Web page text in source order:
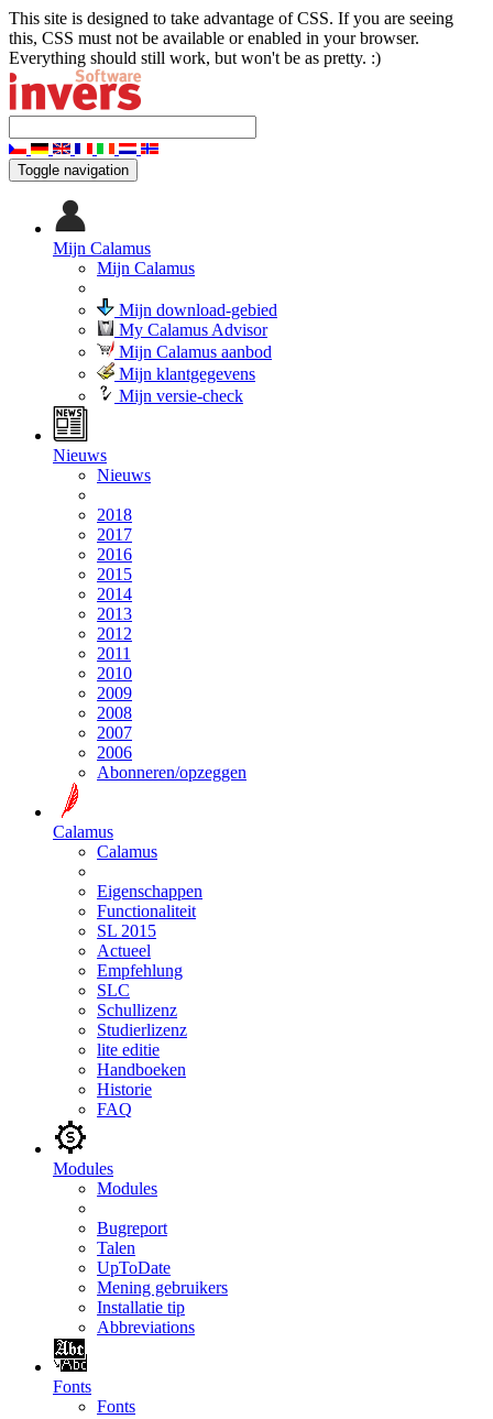
This site is designed to take advantage of CSS. If you are seeing
this, CSS must not be available or enabled in your browser.
Everything should still work, but won't be as pretty. :)
Toggle navigation
Mijn Calamus
Mijn Calamus
Mijn download-gebied
My Calamus Advisor
Mijn Calamus aanbod
Mijn klantgegevens
Mijn versie-check
Nieuws
Nieuws
2018
2017
2016
2015
2014
2013
2012
2011
2010
2009
2008
2007
2006
Abonneren/opzeggen
Calamus
Calamus
Eigenschappen
Functionaliteit
SL 2015
Actueel
Empfehlung
SLC
Schullizenz
Studierlizenz
lite editie
Handboeken
Historie
FAQ
Modules
Modules
Bugreport
Talen
UpToDate
Mening gebruikers
Installatie tip
Abbreviations
Fonts
Fonts